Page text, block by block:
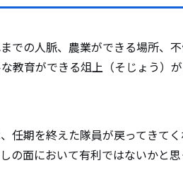
での人脈、農業ができる場所、
教育ができる俎上（そじょう）
任期を終えた隊員が戻ってきて
面において有利ではないかと思